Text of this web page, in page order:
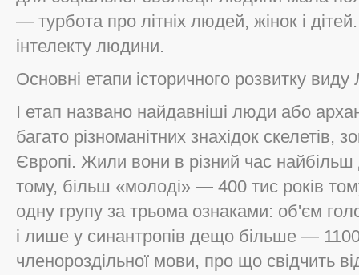
— турбота про літніх людей, жінок і
інтелекту людини.
Основні етапи історичного розвитку
І етап названо найдавніші люди або
багато різноманітних знахідок скелетів,
Європі. Жили вони в різний час
тому, більш «молоді» — 400 тис років
одну групу за трьома ознаками: об'єм
і лише у синантропів дещо більше — 1100
членороздільної мови, про що свідчить